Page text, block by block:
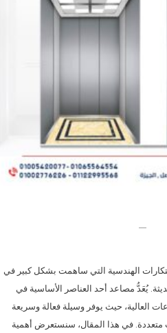
الهندسية التي ساهمت بشكل كبير في
يُعَدُّ مصاعد أحد العناصر الأساسية في
العالية، حيث يوفر وسيلة فعالة وسريعة
متعددة. في هذا المقال، سنستعرض أهمية